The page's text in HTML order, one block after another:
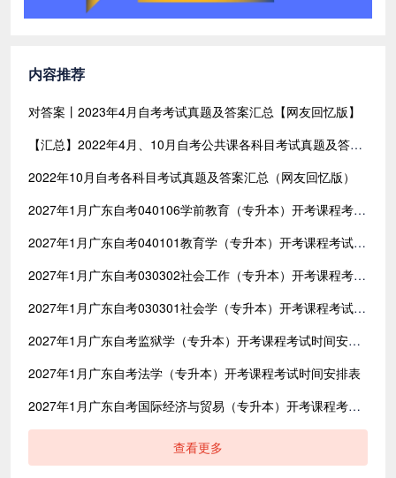
内容推荐
对答案丨2023年4月自考考试真题及答案汇总【网友回忆版】
【汇总】2022年4月、10月自考公共课各科目考试真题及答案汇总（共含24科目）
2022年10月自考各科目考试真题及答案汇总（网友回忆版）
2027年1月广东自考040106学前教育（专升本）开考课程考试时间安排表
2027年1月广东自考040101教育学（专升本）开考课程考试时间安排表
2027年1月广东自考030302社会工作（专升本）开考课程考试时间安排表
2027年1月广东自考030301社会学（专升本）开考课程考试时间安排表
2027年1月广东自考监狱学（专升本）开考课程考试时间安排表
2027年1月广东自考法学（专升本）开考课程考试时间安排表
2027年1月广东自考国际经济与贸易（专升本）开考课程考试时间安排表
查看更多